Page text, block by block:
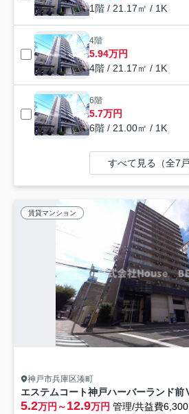
1階 / 21.17㎡ / 1K
4階
5.94万円
4階 / 21.17㎡ / 1K
6階
5.7万円
6階 / 21.00㎡ / 1K
すべて見る（全7戸
賃貸マンション
神戸市兵庫区湊町
エステムコート神戸ハーバーランド
5.2万円～12.9万円 管理/共益費